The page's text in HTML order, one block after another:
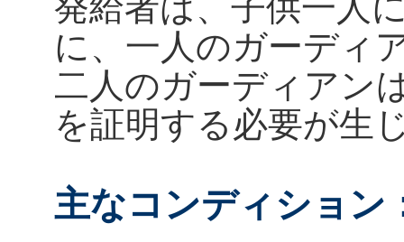
に、一人のガーディ
二人のガーディアン
を証明する必要が生
主なコンディション